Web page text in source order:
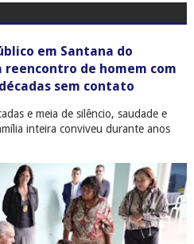
em Santana do
de homem com
sem contato
e meia de silêncio, saudade e
inteira conviveu durante anos